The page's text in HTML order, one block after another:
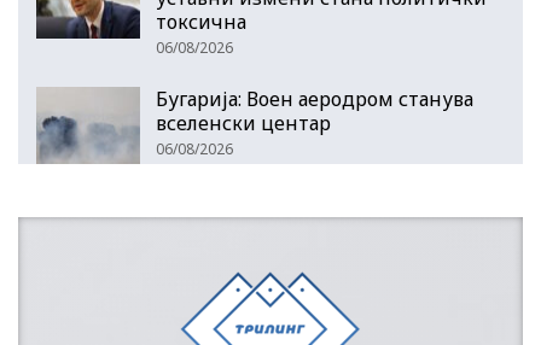
токсична
06/08/2026
Бугарија: Воен аеродром станува
вселенски центар
06/08/2026